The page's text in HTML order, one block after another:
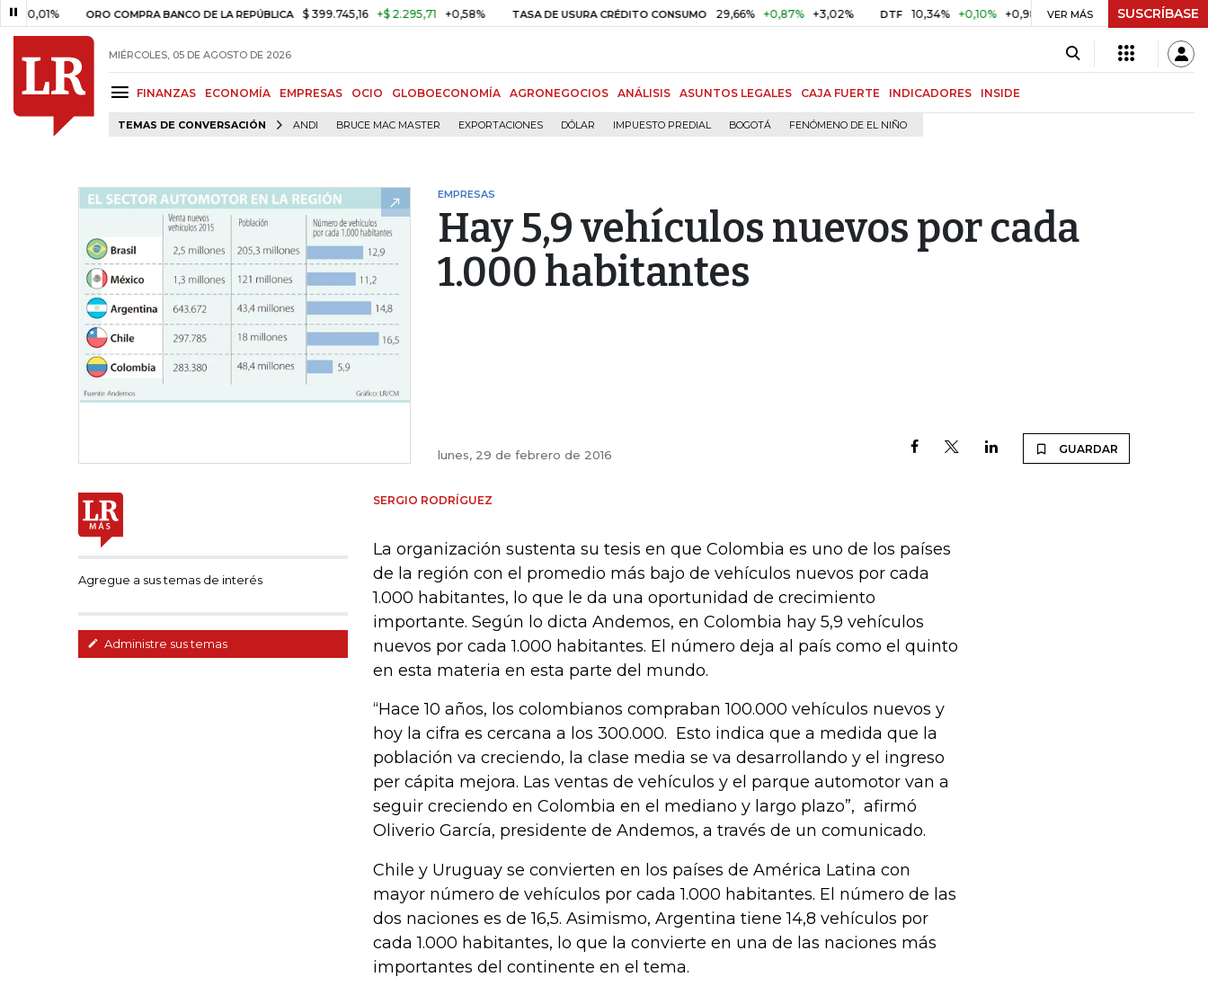
ORO COMPRA BANCO DE LA REPÚBLICA $ 399.745,16 +$ 2.295,71 +0,58% TASA DE USURA CRÉDITO CONSUMO 29,66% +0,87% +3,02% DTF 10,34% +0,10% +0,98% UVR $ 416,81 +$ 0,05 +0,01%
VER MÁS SUSCRÍBASE
MIÉRCOLES, 05 DE AGOSTO DE 2026
FINANZAS ECONOMÍA EMPRESAS OCIO GLOBOECONOMÍA AGRONEGOCIOS ANÁLISIS ASUNTOS LEGALES CAJA FUERTE INDICADORES INSIDE
TEMAS DE CONVERSACIÓN ANDI BRUCE MAC MASTER EXPORTACIONES DÓLAR IMPUESTO PREDIAL BOGOTÁ FENÓMENO DE EL NIÑO
EMPRESAS
Hay 5,9 vehículos nuevos por cada
1.000 habitantes
lunes, 29 de febrero de 2016 GUARDAR
Agregue a sus temas de interés
Administre sus temas
SERGIO RODRÍGUEZ
La organización sustenta su tesis en que Colombia es uno de los países
de la región con el promedio más bajo de vehículos nuevos por cada
1.000 habitantes, lo que le da una oportunidad de crecimiento
importante. Según lo dicta Andemos, en Colombia hay 5,9 vehículos
nuevos por cada 1.000 habitantes. El número deja al país como el quinto
en esta materia en esta parte del mundo.
“Hace 10 años, los colombianos compraban 100.000 vehículos nuevos y
hoy la cifra es cercana a los 300.000. Esto indica que a medida que la
población va creciendo, la clase media se va desarrollando y el ingreso
per cápita mejora. Las ventas de vehículos y el parque automotor van a
seguir creciendo en Colombia en el mediano y largo plazo”, afirmó
Oliverio García, presidente de Andemos, a través de un comunicado.
Chile y Uruguay se convierten en los países de América Latina con
mayor número de vehículos por cada 1.000 habitantes. El número de las
dos naciones es de 16,5. Asimismo, Argentina tiene 14,8 vehículos por
cada 1.000 habitantes, lo que la convierte en una de las naciones más
importantes del continente en el tema.